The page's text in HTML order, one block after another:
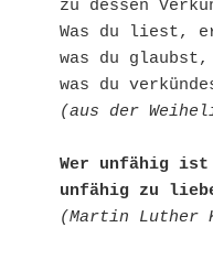
zu dessen
Was du liest,
was du glaubst,
was du
(aus der
Wer unfähig
unfähig zu
(Martin Luther